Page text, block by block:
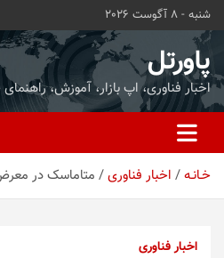
محتوا
بروید
شنبه - 8 آگوست 2026
پاورتل
اخبار فناوری، اپ بازار، آموزش،
خـانـه اخبار فناوری متاماسک در
اخبار فناوری